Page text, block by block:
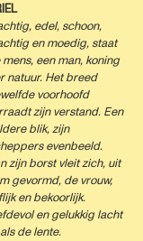
edel, schoon,
en moedig, staat
mens, een man, koning
natuur. Het breed
voorhoofd
zijn verstand. Een
blik, zijn
evenbeeld.
zijn borst vleit zich, uit
gevormd, de vrouw,
en bekoorlijk.
en gelukkig lacht
de lente.